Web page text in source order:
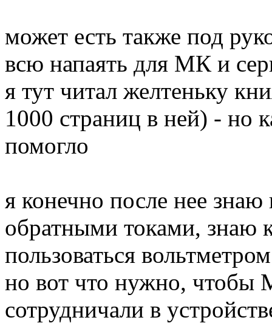
может есть также под
всю напаять для МК и
я тут читал желтеньку
1000 страниц в ней) - но
помогло
я конечно после нее знаю
обратными токами, знаю
пользоваться
но вот что нужно, чтобы
сотрудничали в